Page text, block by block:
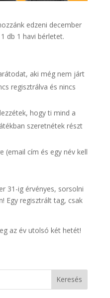
edzeni december
db 1 havi bérletet.
aki még nem járt
regisztrálva és nincs
hogy ti mind a
szeretnétek részt
(email cím és egy név kell
31-ig érvényes, sorsolni
Egy regisztrált tag, csak
az év utolsó két hetét!
Keresés